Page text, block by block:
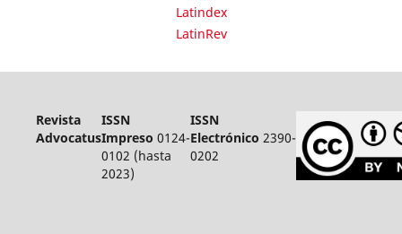
Latindex
LatinRev
Revista
Advocatus
ISSN
Impreso 0124-
0102 (hasta
2023)
ISSN
Electrónico 2390-
0202